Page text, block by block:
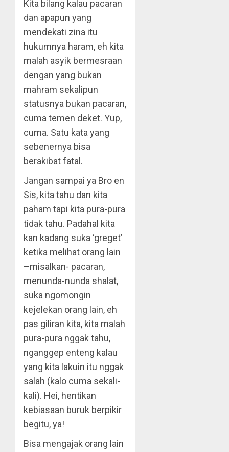
Kita bilang kalau pacaran
dan apapun yang
mendekati zina itu
hukumnya haram, eh kita
malah asyik bermesraan
dengan yang bukan
mahram sekalipun
statusnya bukan pacaran,
cuma temen deket. Yup,
cuma. Satu kata yang
sebenernya bisa
berakibat fatal.
Jangan sampai ya Bro en
Sis, kita tahu dan kita
paham tapi kita pura-pura
tidak tahu. Padahal kita
kan kadang suka ‘greget’
ketika melihat orang lain
–misalkan- pacaran,
menunda-nunda shalat,
suka ngomongin
kejelekan orang lain, eh
pas giliran kita, kita malah
pura-pura nggak tahu,
nganggep enteng kalau
yang kita lakuin itu nggak
salah (kalo cuma sekali-
kali). Hei, hentikan
kebiasaan buruk berpikir
begitu, ya!
Bisa mengajak orang lain